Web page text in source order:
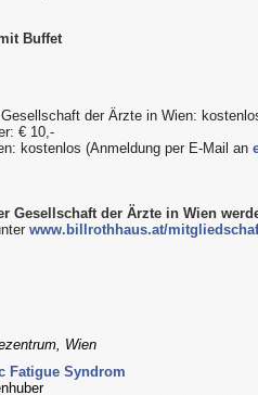
Buffet
der Ärzte in Wien:
€ 10,-
kostenlos (Anmeldung per E-Mail an
Gesellschaft der Ärzte in Wien
www.billrothhaus.at/
Wien
Fatigue Syndrom